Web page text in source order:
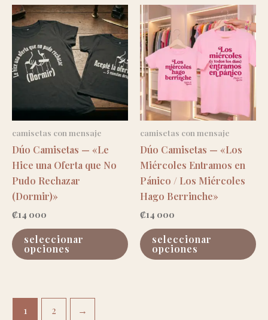
las
opciones
se
pueden
elegir
la
página
producto
las
la
camisetas con mensaje
Dúo Camisetas — «Le
Hice una Oferta que No
Pudo Rechazar
(Dormir)»
₡14 000
seleccionar
opciones
este
producto
tiene
camisetas con mensaje
Dúo Camisetas — «Los
Miércoles Entramos en
Pánico / Los Miércoles
Hago Berrinche»
₡14 000
seleccionar
opciones
1 2 →